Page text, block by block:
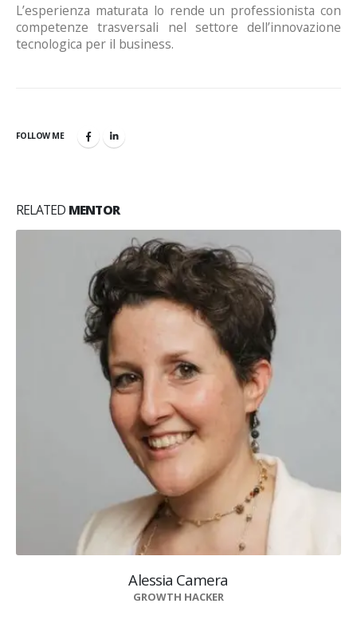
L’esperienza maturata lo rende un professionista con
competenze trasversali nel settore dell’innovazione
tecnologica per il business.
FOLLOW ME
RELATED MENTOR
Alessia Camera
GROWTH HACKER